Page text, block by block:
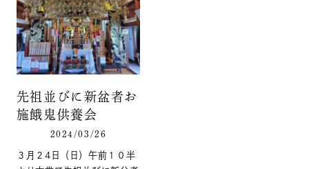
先祖並びに新盆者お
施餓鬼供養会
2024/03/26
３月２4日（日）午前１０半